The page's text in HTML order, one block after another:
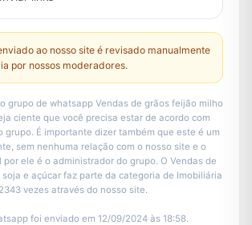
ao nosso site é revisado manualmente
por nossos moderadores.
grupo de whatsapp Vendas de grãos feijão milho
ciente que você precisa estar de acordo com
grupo. É importante dizer também que este é um
sem nenhuma relação com o nosso site e o
por ele é o administrador do grupo. O Vendas de
e açúcar faz parte da categoria de Imobiliária
vezes através do nosso site.
foi enviado em 12/09/2024 às 18:58.